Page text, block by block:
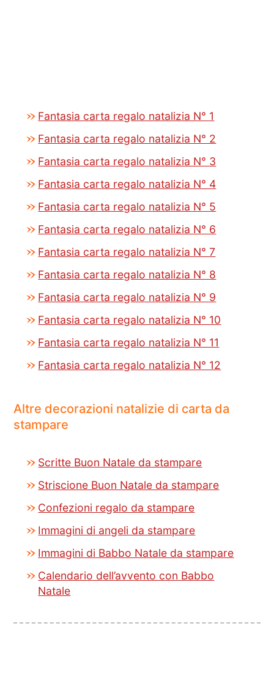
Fantasia carta regalo natalizia N° 1
Fantasia carta regalo natalizia N° 2
Fantasia carta regalo natalizia N° 3
Fantasia carta regalo natalizia N° 4
Fantasia carta regalo natalizia N° 5
Fantasia carta regalo natalizia N° 6
Fantasia carta regalo natalizia N° 7
Fantasia carta regalo natalizia N° 8
Fantasia carta regalo natalizia N° 9
Fantasia carta regalo natalizia N° 10
Fantasia carta regalo natalizia N° 11
Fantasia carta regalo natalizia N° 12
Altre decorazioni natalizie di carta da
stampare
Scritte Buon Natale da stampare
Striscione Buon Natale da stampare
Confezioni regalo da stampare
Immagini di angeli da stampare
Immagini di Babbo Natale da stampare
Calendario dell’avvento con Babbo
Natale